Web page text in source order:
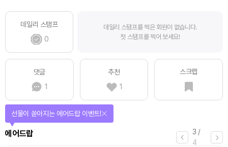
데일리 스탬프
0
데일리 스탬프를 찍은 회원이 없습니다.
첫 스탬프를 찍어 보세요!
댓글
1
추천
1
스크랩
3 /
4
에어드랍
선물이 쏟아지는 에어드랍 이벤트!